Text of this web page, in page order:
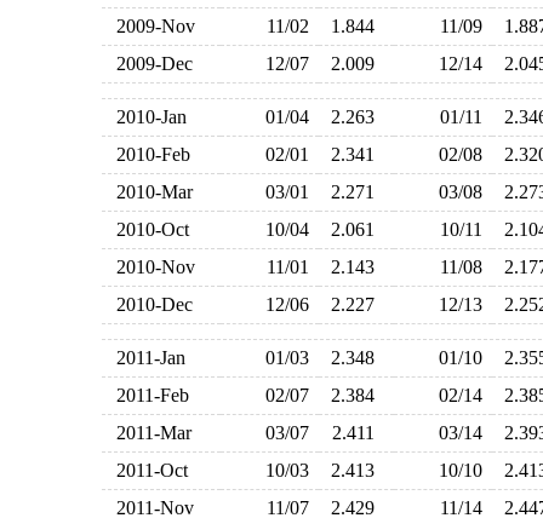
2009-Nov
11/02 1.844 11/09
2009-Dec
12/07 2.009 12/14
2010-Jan 01/04 2.263 01/11
2010-Feb
02/01 2.341 02/08
2010-Mar
03/01 2.271 03/08
2010-Oct
10/04 2.061 10/11
2010-Nov
11/01 2.143 11/08
2010-Dec
12/06 2.227 12/13
2011-Jan 01/03 2.348 01/10
2011-Feb
02/07 2.384 02/14
2011-Mar
03/07 2.411 03/14
2011-Oct
10/03 2.413 10/10
2011-Nov
11/07 2.429 11/14